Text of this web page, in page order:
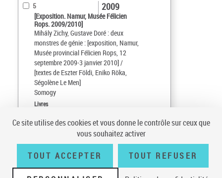
5
[Exposition. Namur, Musée Félicien
Rops. 2009/2010]
Mihály Zichy, Gustave Doré : deux
monstres de génie : [exposition, Namur,
Musée provincial Félicien Rops, 12
septembre 2009-3 janvier 2010] /
[textes de Eszter Földi, Eniko Röka,
Ségolène Le Men]
Somogy
2009
Livres
Date (croissant)
sur 1
10
résultats/page
Ce site utilise des cookies et vous donne le contrôle sur ceux que
vous souhaitez activer
TOUT ACCEPTER TOUT REFUSER